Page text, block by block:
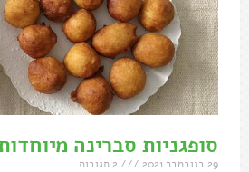
סופגניות סברינה
29 בנובמבר 2021